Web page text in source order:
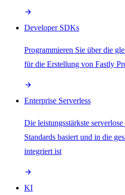
Developer SDKs
Programmieren Sie über die
für die Erstellung von Fastly
Enterprise Serverless
Die leistungsstärkste
Standards basiert und in die
integriert ist
KI